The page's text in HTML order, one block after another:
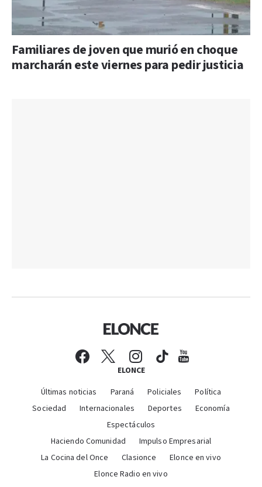
Familiares de joven que murió en choque
marcharán este viernes para pedir justicia
ELONCE
Últimas noticias Paraná Policiales
Política
Sociedad
Internacionales Deportes
Economía
Espectáculos
Haciendo Comunidad
Impulso Empresarial
La Cocina del Once
Clasionce
Elonce en vivo
Elonce Radio en vivo